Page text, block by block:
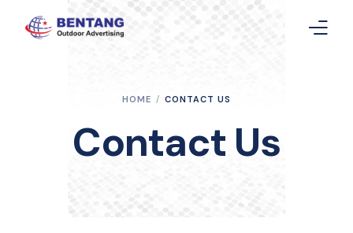
HOME CONTACT US
Contact Us
Layanan